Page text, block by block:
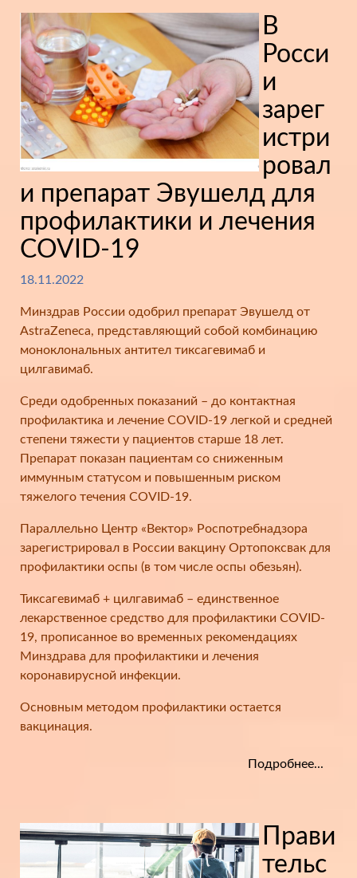
В
Росси
и
зарег
истри
ровал
и препарат Эвушелд для
профилактики и лечения
COVID-19
18.11.2022
Минздрав России одобрил препарат Эвушелд от
AstraZeneca, представляющий собой комбинацию
моноклональных антител тиксагевимаб и
цилгавимаб.
Среди одобренных показаний – до контактная
профилактика и лечение COVID-19 легкой и средней
степени тяжести у пациентов старше 18 лет.
Препарат показан пациентам со сниженным
иммунным статусом и повышенным риском
тяжелого течения COVID-19.
Параллельно Центр «Вектор» Роспотребнадзора
зарегистрировал в России вакцину Ортопоксвак для
профилактики оспы (в том числе оспы обезьян).
Тиксагевимаб + цилгавимаб – единственное
лекарственное средство для профилактики COVID-
19, прописанное во временных рекомендациях
Минздрава для профилактики и лечения
коронавирусной инфекции.
Основным методом профилактики остается
вакцинация.
Подробнее...
Прави
тельс